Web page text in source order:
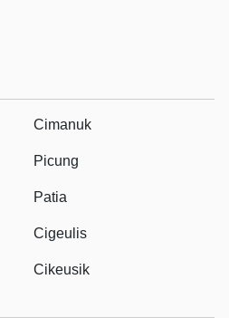
Cimanuk
Picung
Patia
Cigeulis
Cikeusik